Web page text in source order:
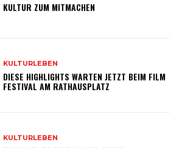
KULTUR ZUM MITMACHEN
KULTURLEBEN
DIESE HIGHLIGHTS WARTEN JETZT BEIM FILM
FESTIVAL AM RATHAUSPLATZ
KULTURLEBEN